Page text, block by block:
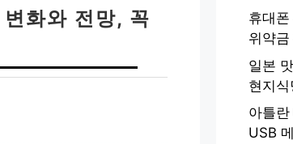
화와 전망, 꼭
휴대
위약
일본
현지
아틀란
USB